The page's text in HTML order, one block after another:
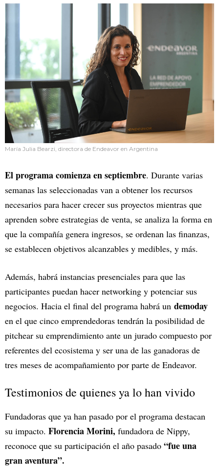
María Julia Bearzi, directora de Endeavor en Argentina
El programa comienza en septiembre. Durante varias
semanas las seleccionadas van a obtener los recursos
necesarios para hacer crecer sus proyectos mientras que
aprenden sobre estrategias de venta, se analiza la forma en
que la compañía genera ingresos, se ordenan las finanzas,
se establecen objetivos alcanzables y medibles, y más.
Además, habrá instancias presenciales para que las
participantes puedan hacer networking y potenciar sus
negocios. Hacia el final del programa habrá un demoday
en el que cinco emprendedoras tendrán la posibilidad de
pitchear su emprendimiento ante un jurado compuesto por
referentes del ecosistema y ser una de las ganadoras de
tres meses de acompañamiento por parte de Endeavor.
Testimonios de quienes ya lo han vivido
Fundadoras que ya han pasado por el programa destacan
su impacto. Florencia Morini, fundadora de Nippy,
reconoce que su participación el año pasado “fue una
gran aventura”.